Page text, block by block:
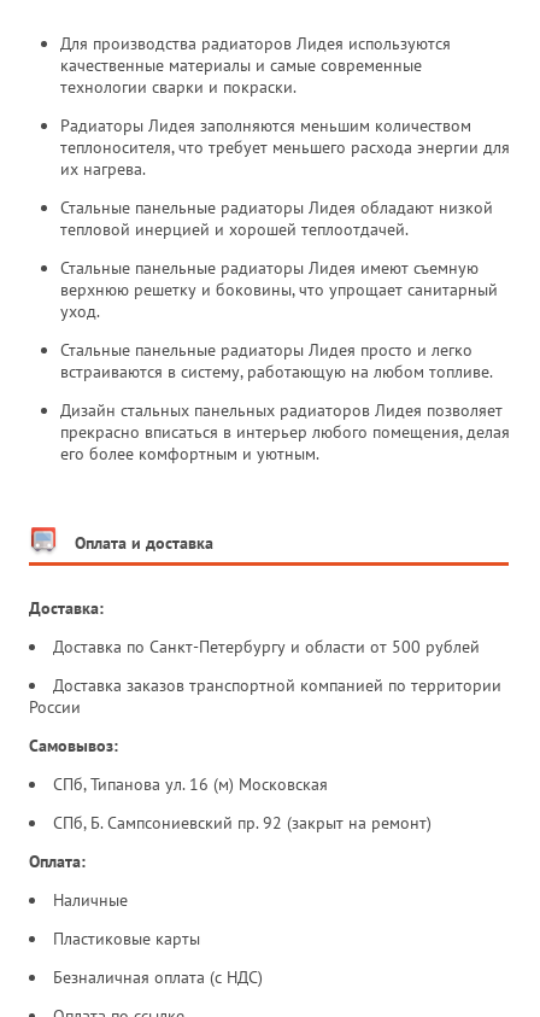
Для производства радиаторов Лидея используются
качественные материалы и самые современные
технологии сварки и покраски.
Радиаторы Лидея заполняются меньшим количеством
теплоносителя, что требует меньшего расхода энергии для
их нагрева.
Стальные панельные радиаторы Лидея обладают низкой
тепловой инерцией и хорошей теплоотдачей.
Стальные панельные радиаторы Лидея имеют съемную
верхнюю решетку и боковины, что упрощает санитарный
уход.
Стальные панельные радиаторы Лидея просто и легко
встраиваются в систему, работающую на любом топливе.
Дизайн стальных панельных радиаторов Лидея позволяет
прекрасно вписаться в интерьер любого помещения, делая
его более комфортным и уютным.
Оплата и доставка
Доставка:
Доставка по Санкт-Петербургу и области от 500 рублей
Доставка заказов транспортной компанией по территории
России
Самовывоз:
СПб, Типанова ул. 16 (м) Московская
СПб, Б. Сампсониевский пр. 92 (закрыт на ремонт)
Оплата:
Наличные
Пластиковые карты
Безналичная оплата (с НДС)